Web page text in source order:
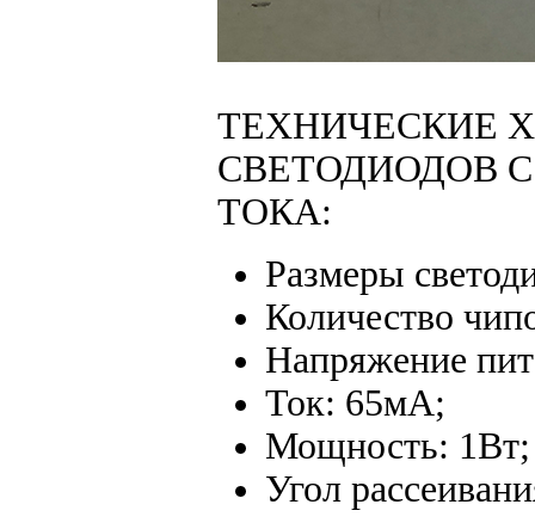
ТЕХНИЧЕСКИЕ
СВЕТОДИОДОВ
ТОКА:
Размеры
Количество
Напряжение
Ток: 65мА;
Мощность: 1Вт;
Угол